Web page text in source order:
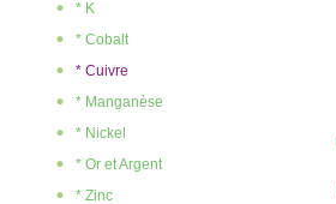
* K
* Cobalt
* Cuivre
* Manganèse
* Nickel
* Or et Argent
* Zinc